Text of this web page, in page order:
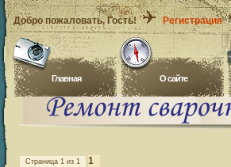
Добро пожаловать, Гость! Регистрация
Главная O сайте
Страница 1 из 1
1